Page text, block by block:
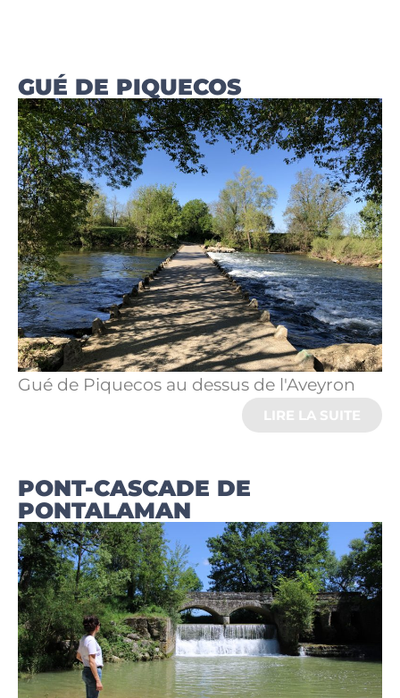
GUÉ DE PIQUECOS
Gué de Piquecos au dessus de l'Aveyron
LIRE LA SUITE
PONT-CASCADE DE
PONTALAMAN